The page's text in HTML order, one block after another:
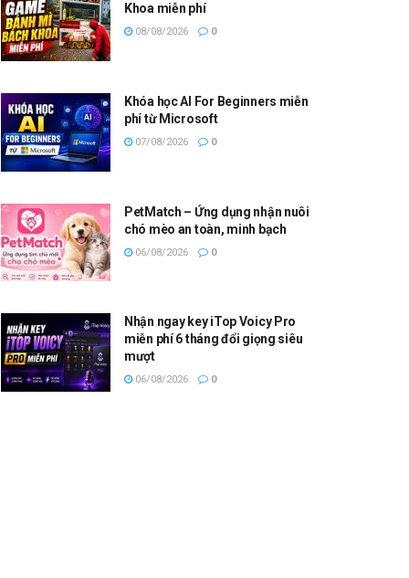
Khoa miễn phí
08/08/2026 0
Khóa học AI For Beginners miễn
phí từ Microsoft
07/08/2026 0
PetMatch – Ứng dụng nhận nuôi
chó mèo an toàn, minh bạch
06/08/2026 0
Nhận ngay key iTop Voicy Pro
miễn phí 6 tháng đổi giọng siêu
mượt
06/08/2026 0